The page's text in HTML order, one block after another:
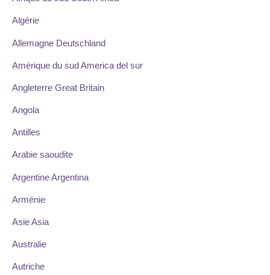
Algérie
Allemagne Deutschland
Amérique du sud America del sur
Angleterre Great Britain
Angola
Antilles
Arabie saoudite
Argentine Argentina
Arménie
Asie Asia
Australie
Autriche